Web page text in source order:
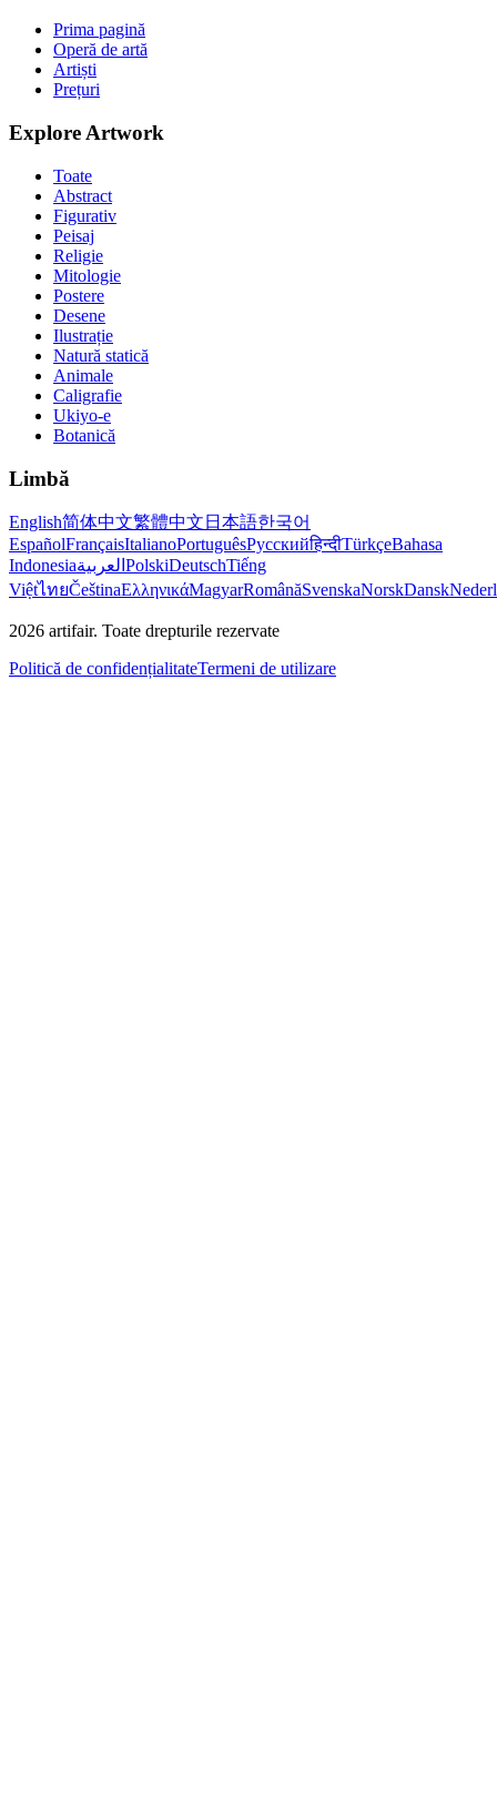
Prima pagină
Operă de artă
Artiști
Prețuri
Explore Artwork
Toate
Abstract
Figurativ
Peisaj
Religie
Mitologie
Postere
Desene
Ilustrație
Natură statică
Animale
Caligrafie
Ukiyo-e
Botanică
Limbă
English简体中文繁體中文 日本語한국어
EspañolFrançaisItalianoPortuguêsРусскийहिन्दीTürkçeBahasa
Indonesiaالعربية PolskiDeutschTiếng
ViệtไทยČeštinaΕλληνικάMagyarRomânăSvenskaNorskDansk
2026 artifair. Toate drepturile rezervate
Politică de confidențialitateTermeni de utilizare